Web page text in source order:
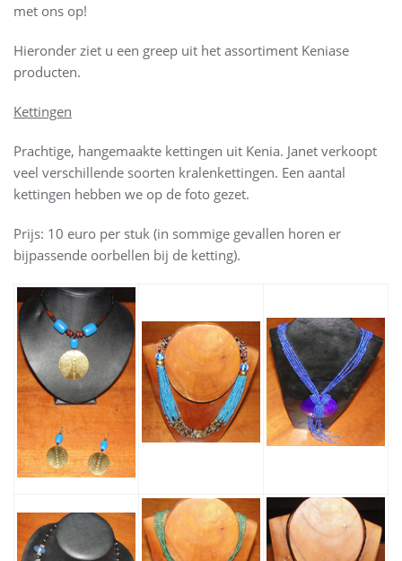
met ons op!
Hieronder ziet u een greep uit het assortiment Keniase
producten.
Kettingen
Prachtige, hangemaakte kettingen uit Kenia. Janet verkoopt
veel verschillende soorten kralenkettingen. Een aantal
kettingen hebben we op de foto gezet.
Prijs: 10 euro per stuk (in sommige gevallen horen er
bijpassende oorbellen bij de ketting).